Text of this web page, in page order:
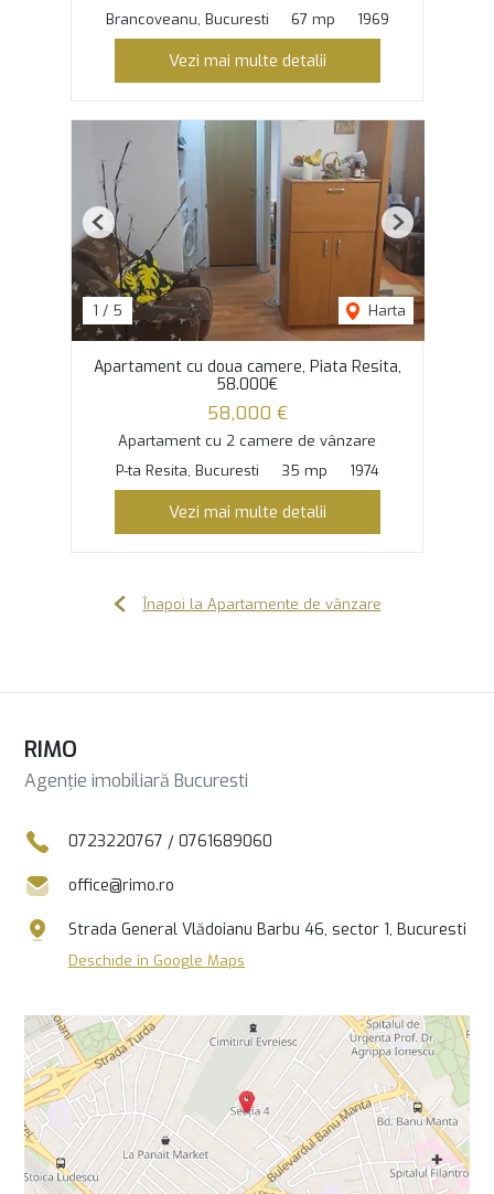
Brancoveanu, Bucuresti
67 mp 1969
Vezi mai multe detalii
1 / 5 Harta
Previous Next
Apartament cu doua camere, Piata Resita,
58.000€
58,000 €
Apartament cu 2 camere de vânzare
P-ta Resita, Bucuresti
35 mp 1974
Vezi mai multe detalii
Înapoi la Apartamente de vânzare
RIMO
Agenție imobiliară Bucuresti
0723220767 / 0761689060
office@rimo.ro
Strada General Vlădoianu Barbu 46, sector 1, Bucuresti
Deschide în Google Maps